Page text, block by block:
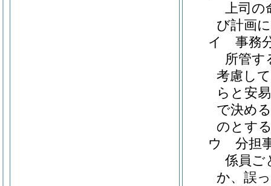
上司の
び計画
イ
事務
所管す
考慮し
らと安
で決め
のとす
ウ
分担
係員ご
か、誤